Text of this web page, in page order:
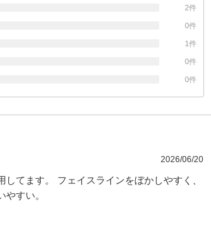
2件
0件
1件
0件
0件
2026/06/20
してます。 フェイスラインをぼかしやすく、
やすい。